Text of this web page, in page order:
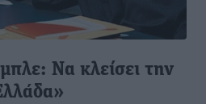
Να κλείσει την